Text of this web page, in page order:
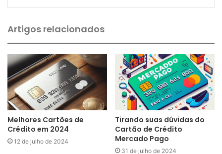
Artigos relacionados
Melhores Cartões de
Crédito em 2024
12 de julho de 2024
Tirando suas dúvidas do
Cartão de Crédito
Mercado Pago
31 de julho de 2024